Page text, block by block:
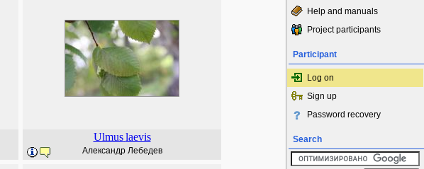
Ulmus laevis
Александр Лебедев
Help and manuals
Project participants
Participant
Log on
Sign up
Password recovery
Search